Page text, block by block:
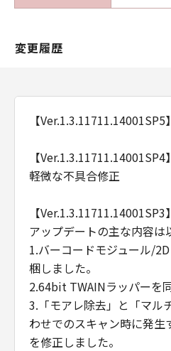
変更履歴
【
【Ver.1.3.11711.14001SP4】
軽微な不具合修正
【Ver.1.3.11711.14001SP3】
アップデートの主な内容は
1.バーコードモジュール/
梱しました。
2.64bit TWAINラッパーを
3.「モアレ除去」と「マル
わせでのスキャン時に発生
を修正しました。